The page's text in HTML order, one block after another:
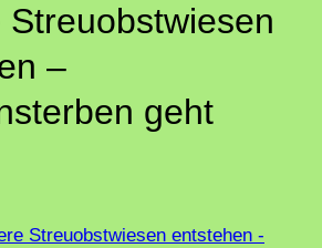
Streuobstwiesen
–
geht
Streuobstwiesen entstehen -